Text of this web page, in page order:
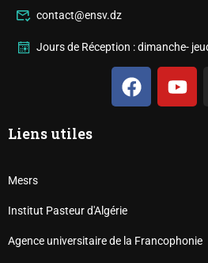
contact@ensv.dz
Jours de Réception : dimanche-
Liens utiles
Mesrs
Institut Pasteur d'Algérie
Agence universitaire de la Francophonie